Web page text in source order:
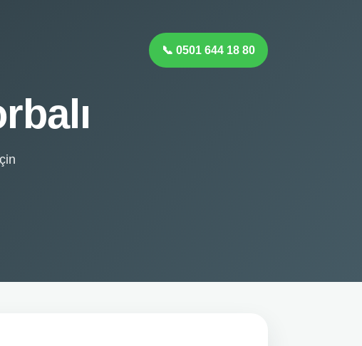
📞 0501 644 18 80